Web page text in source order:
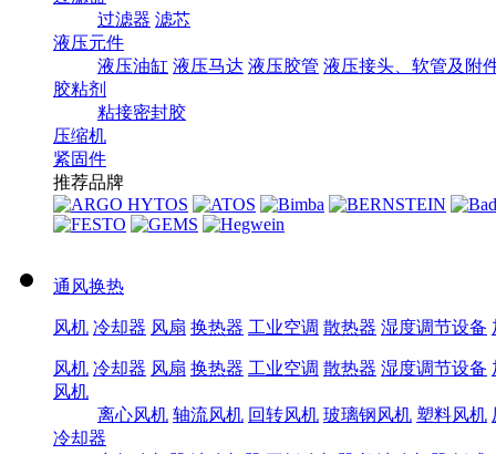
过滤器 滤芯
液压元件
液压油缸 液压马达 液压胶管 液压接头、软管及附
胶粘剂
粘接密封胶
压缩机
紧固件
推荐品牌
通风换热
风机 冷却器 风扇 换热器 工业空调 散热器 湿度调节设备
风机 冷却器 风扇 换热器 工业空调 散热器 湿度调节设备
风机
离心风机 轴流风机 回转风机 玻璃钢风机 塑料风机
冷却器